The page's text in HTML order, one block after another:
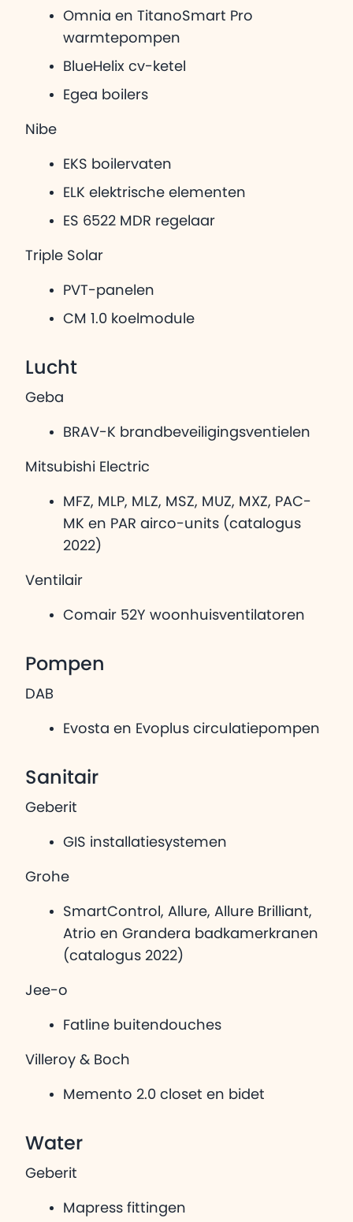
Omnia en TitanoSmart Pro
warmtepompen
BlueHelix cv-ketel
Egea boilers
Nibe
EKS boilervaten
ELK elektrische elementen
ES 6522 MDR regelaar
Triple Solar
PVT-panelen
CM 1.0 koelmodule
Lucht
Geba
BRAV-K brandbeveiligingsventielen
Mitsubishi Electric
MFZ, MLP, MLZ, MSZ, MUZ, MXZ, PAC-
MK en PAR airco-units (catalogus
2022)
Ventilair
Comair 52Y woonhuisventilatoren
Pompen
DAB
Evosta en Evoplus circulatiepompen
Sanitair
Geberit
GIS installatiesystemen
Grohe
SmartControl, Allure, Allure Brilliant,
Atrio en Grandera badkamerkranen
(catalogus 2022)
Jee-o
Fatline buitendouches
Villeroy & Boch
Memento 2.0 closet en bidet
Water
Geberit
Mapress fittingen